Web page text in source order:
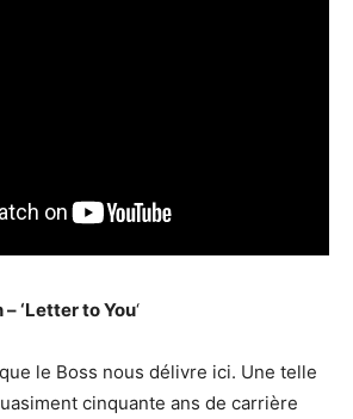
‘Letter to You‘
le Boss nous délivre ici. Une telle
cinquante ans de carrière